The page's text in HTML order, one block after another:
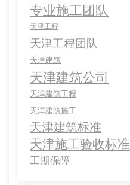
专业施工团队
天津工程
天津工程团队
天津建筑
天津建筑公司
天津建筑工程
天津建筑施工
天津建筑标准
天津施工验收标准
工期保障